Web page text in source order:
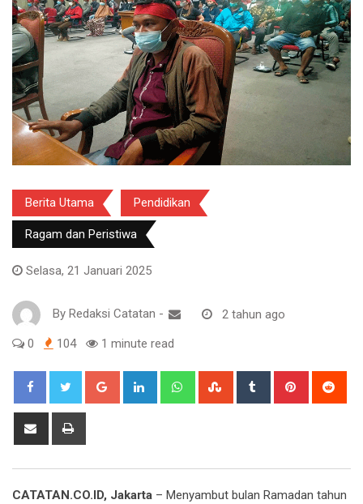
Berita Utama Pendidikan
Ragam dan Peristiwa
Selasa, 21 Januari 2025
By Redaksi Catatan - 2 tahun ago
0 104 1 minute read
Google+ LinkedIn WhatsappStumbleUpon
Tumblr Pinterest
Share
CATATAN.CO.ID, Jakarta – Menyambut bulan Ramadan tahun